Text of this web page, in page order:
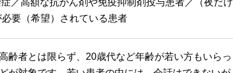
／高額な抗がん剤や免疫抑制剤投与患者／（夜
要（希望）されている患者
齢者とは限らず、20歳代など年齢が若い方もいら